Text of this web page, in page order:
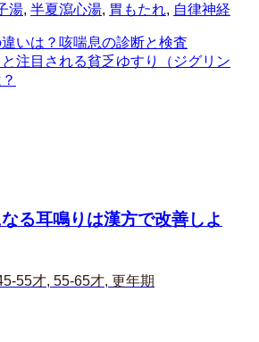
湯, 半夏瀉心湯, 胃もたれ, 自律神経
いは？咳喘息の診断と検査
と注目される貧乏ゆすり（ジグリン
る耳鳴りは漢方で改善しよ
55才, 55-65才, 更年期